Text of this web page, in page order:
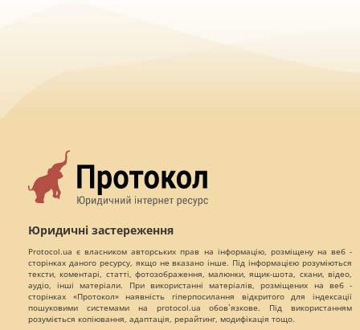
Юридичні застереження
Protocol.ua є власником авторських прав на інформацію, розміщену на веб -
сторінках даного ресурсу, якщо не вказано інше. Під інформацією розуміються
тексти, коментарі, статті, фотозображення, малюнки, ящик-шота, скани, відео,
аудіо, інші матеріали. При використанні матеріалів, розміщених на веб -
сторінках «Протокол» наявність гіперпосилання відкритого для індексації
пошуковими системами на protocol.ua обов`язкове. Під використанням
розуміється копіювання, адаптація, рерайтинг, модифікація тощо.